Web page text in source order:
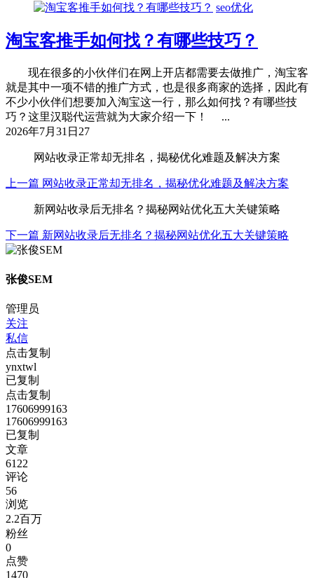
seo优化
淘宝客推手如何找？有哪些技巧？
现在很多的小伙伴们在网上开店都需要去做推广，淘宝客
就是其中一项不错的推广方式，也是很多商家的选择，因此有
不少小伙伴们想要加入淘宝这一行，那么如何找？有哪些技
巧？这里汉聪代运营就为大家介绍一下！ ...
2026年7月31日 27
网站收录正常却无排名，揭秘优化难题及解决方案
上一篇 网站收录正常却无排名，揭秘优化难题及解决方案
新网站收录后无排名？揭秘网站优化五大关键策略
下一篇 新网站收录后无排名？揭秘网站优化五大关键策略
张俊SEM
管理员
关注
私信
点击复制
ynxtwl
已复制
点击复制
17606999163
17606999163
已复制
文章
6122
评论
56
浏览
2.2百万
粉丝
0
点赞
1470